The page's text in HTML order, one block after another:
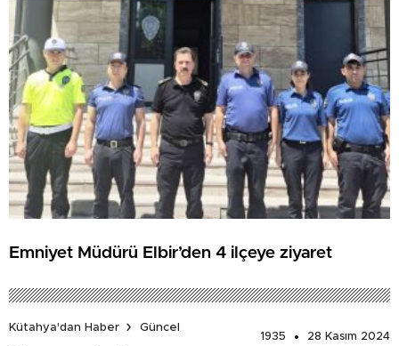
Emniyet Müdürü Elbir’den 4 ilçeye ziyaret
Kütahya'dan Haber
Güncel
1935
28 Kasım 2024